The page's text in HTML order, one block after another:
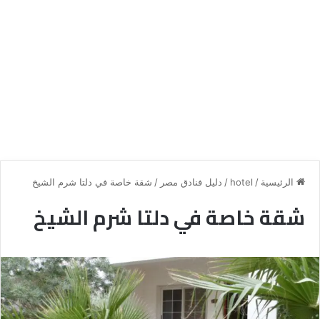
الرئيسية /
hotel
/ دليل فنادق مصر / شقة خاصة في دلتا شرم الشيخ
شقة خاصة في دلتا شرم الشيخ